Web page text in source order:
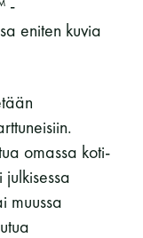
-
eniten kuvia
omassa koti-
muussa